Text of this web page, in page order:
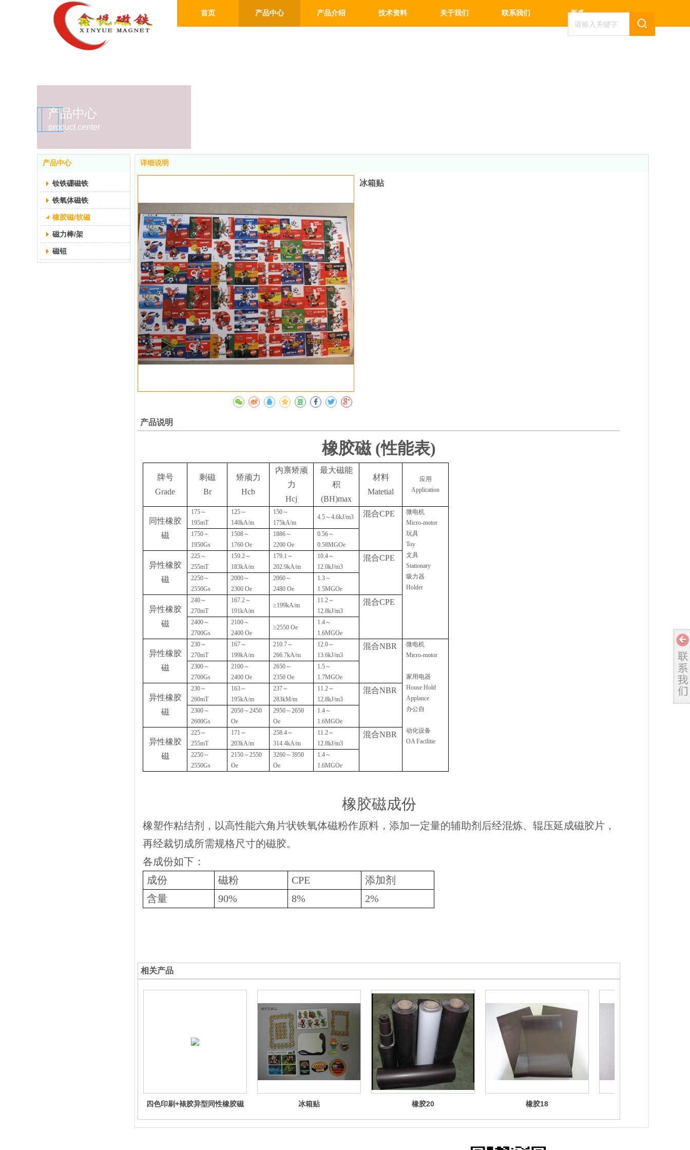
首页 产品中心 产品介绍 技术资料 关于我们 联系我们 更多
产品中心
product center
产品中心
钕铁硼磁铁
铁氧体磁铁
橡胶磁/软磁
磁力棒/架
磁钮
详细说明
冰箱贴
产品说明
橡胶磁(性能表)
牌号
Grade
剩磁
Br
矫顽力
Hcb
内禀矫顽
力
Hcj
最大磁能
积
(BH)max
材料
Matetial
应用
Application
同性橡胶
磁
175～
195mT
125～
140kA/m
150～
175kA/m
4.5～4.6kJ/m3 混合CPE
微电机
Micro-motor
玩具
Toy
文具
Stationary
吸力器
Holder
1750～
1950Gs
1508～
1760 Oe
1886～
2200 Oe
0.56～
0.58MGOe
异性橡胶
磁
225～
255mT
159.2～
183kA/m
179.1 ～
202.9kA/m
10.4～
12.0kJ/m3
混合CPE
2250～
2550Gs
2000～
2300 Oe
2060～
2480 Oe
1.3～
1.5MGOe
异性橡胶
磁
240～
270mT
167.2～
191kA/m
≥199kA/m
11.2～
12.8kJ/m3
混合CPE
2400～
2700Gs
2100～
2400 Oe
≥2550 Oe
1.4～
1.6MGOe
异性橡胶
磁
230～
270mT
167～
199kA/m
210.7～
266.7kA/m
12.0～
13.6kJ/m3
混合NBR
微电机
Micro-motor
家用电器
House Hold
Applance
办公自
动化设备
OA Facilitie
2300～
2700Gs
2100～
2400 Oe
2650～
2350 Oe
1.5～
1.7MGOe
异性橡胶
磁
230～
260mT
163～
195kA/m
237～
283kM/m
11.2～
12.8kJ/m3
混合NBR
2300～
2600Gs
2050～2450
Oe
2950～2650
Oe
1.4～
1.6MGOe
异性橡胶
磁
225～
255mT
171 ～
203kA/m
258.4～
314.4kA/m
11.2～
12.8kJ/m3
混合NBR
2250～
2550Gs
2150～2550
Oe
3260～3950
Oe
1.4～
1.6MGOe
橡胶磁成份
橡塑作粘结剂，以高性能六角片状铁氧体磁粉作原料，添加一定量的辅助剂后经混炼、辊压延成磁胶片，
再经裁切成所需规格尺寸的磁胶。
各成份如下：
成份
磁粉 CPE
添加剂
含量
90% 8% 2%
相关产品
四色印刷+裱胶异型同性橡胶磁 冰箱贴 橡胶20 橡胶18